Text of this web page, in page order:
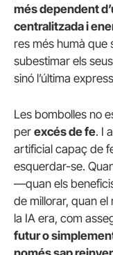
més dependent
centralitzada i
res més humà que
subestimar els
sinó l’última
Les bombolles no
per excés de fe. I
artificial capaç de
esquerdar-se.
—quan els
de millorar, quan
la IA era, com
futur o